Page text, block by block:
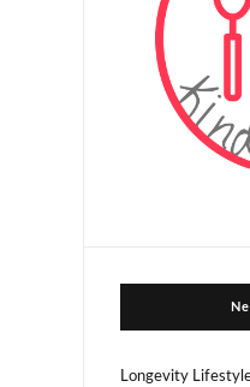
Longevity